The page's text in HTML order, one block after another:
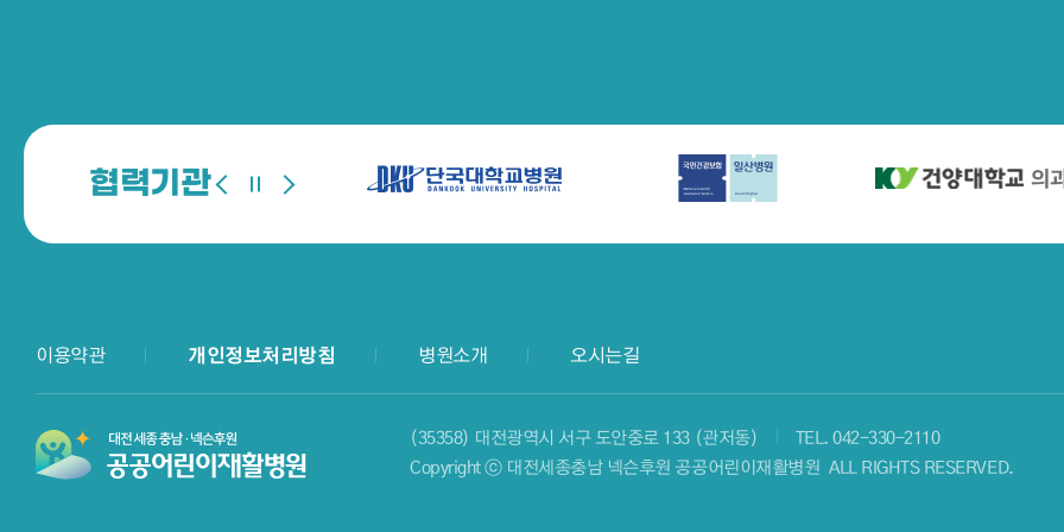
협력기관
이용약관 개인정보처리방침 병원소개 오시는길
(35358) 대전광역시 서구 도안중로 133 (관저동) TEL.042-330-2110
Copyright ⓒ 대전세종충남 넥슨후원 공공어린이재활병원 ALL RIGHTS RESERVED.